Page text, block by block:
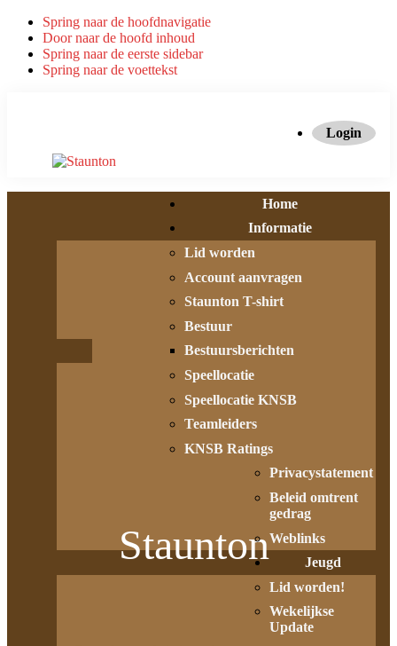
Spring naar de hoofdnavigatie
Door naar de hoofd inhoud
Spring naar de eerste sidebar
Spring naar de voettekst
Login
Staunton
Home
Informatie
Lid worden
Account aanvragen
Staunton T-shirt
Bestuur
Bestuursberichten
Speellocatie
Speellocatie KNSB
Teamleiders
KNSB Ratings
Privacystatement
Beleid omtrent
gedrag
Weblinks
Jeugd
Lid worden!
Wekelijkse
Update